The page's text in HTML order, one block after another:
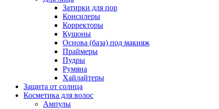
Затирки для пор
Консилеры
Корректоры
Кушоны
Основа (база) под макияж
Праймеры
Пудры
Румяна
Хайлайтеры
Защита от солнца
Косметика для волос
Ампулы